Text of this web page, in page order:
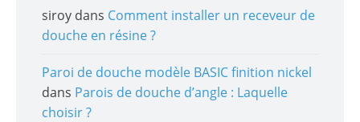
siroy dans Comment installer un receveur de
douche en résine ?
Paroi de douche modèle BASIC finition nickel
dans Parois de douche d’angle : Laquelle
choisir ?